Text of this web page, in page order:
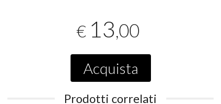
€ 13,00
Acquista
Prodotti correlati